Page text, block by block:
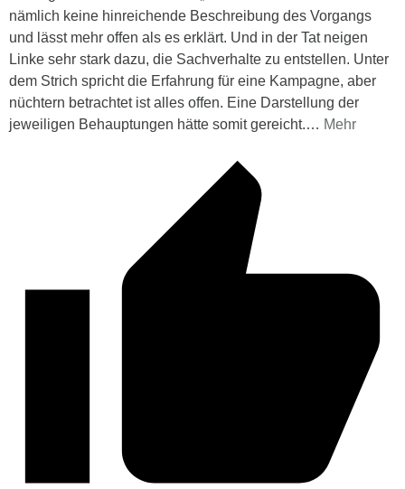
nämlich keine hinreichende Beschreibung des Vorgangs
und lässt mehr offen als es erklärt. Und in der Tat neigen
Linke sehr stark dazu, die Sachverhalte zu entstellen. Unter
dem Strich spricht die Erfahrung für eine Kampagne, aber
nüchtern betrachtet ist alles offen. Eine Darstellung der
jeweiligen Behauptungen hätte somit gereicht.… Mehr